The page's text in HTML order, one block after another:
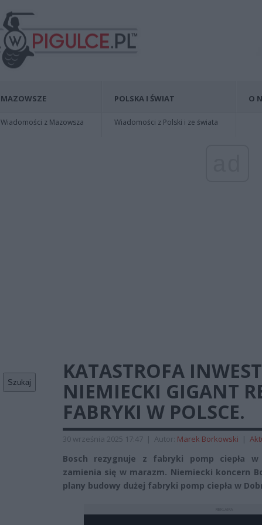
MAZOWSZE
Wiadomości z Mazowsza
POLSKA I ŚWIAT
Wiadomości z Polski i ze świata
O
Szukaj
KATASTROFA
NIEMIECKI GIGANT
FABRYKI W POLSCE.
30 września 2025 17:47 | Autor: Marek Borkowski |
Bosch rezygnuje z fabryki pomp ciepła w
zamienia się w marazm. Niemiecki koncern
plany budowy dużej fabryki pomp ciepła w